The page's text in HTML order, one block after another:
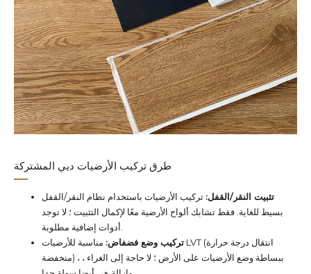
طرق تركيب الأرضيات ديي المشتركة
تثبيت النقر/القفل: تركيب الأرضيات باستخدام نظام النقر/القفل
بسيط للغاية. فقط تشابك ألواح الأرضية معًا لإكمال التثبيت ؛ لا توجد
تركيب وضع فضفاض: مناسبة للأرضيات LVT (انتقال درجة حرارة
منخفضة) ، ببساطة وضع الأرضيات على الأرض ؛ لا حاجة إلى الغراء ،